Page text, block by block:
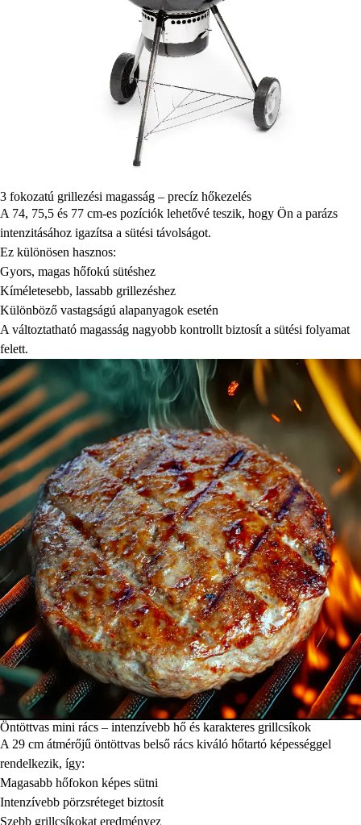
3 fokozatú grillezési magasság – precíz hőkezelés
A 74, 75,5 és 77 cm-es pozíciók lehetővé teszik, hogy Ön a parázs
intenzitásához igazítsa a sütési távolságot.
Ez különösen hasznos:
Gyors, magas hőfokú sütéshez
Kíméletesebb, lassabb grillezéshez
Különböző vastagságú alapanyagok esetén
A változtatható magasság nagyobb kontrollt biztosít a sütési folyamat
felett.
Öntöttvas mini rács – intenzívebb hő és karakteres grillcsíkok
A 29 cm átmérőjű öntöttvas belső rács kiváló hőtartó képességgel
rendelkezik, így:
Magasabb hőfokon képes sütni
Intenzívebb pörzsréteget biztosít
Szebb grillcsíkokat eredményez